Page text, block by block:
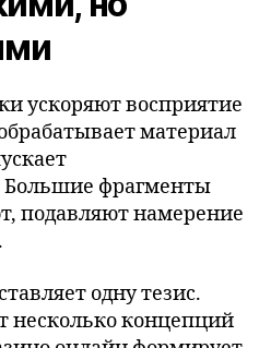
ускоряют восприятие
материал
Большие фрагменты
подавляют намерение
одну тезис.
несколько концепций